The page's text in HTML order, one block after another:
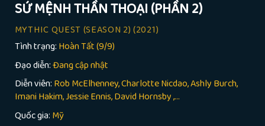
SỨ MỆNH THẦN THOẠI (PHẦN 2)
MYTHIC QUEST (SEASON 2) (2021)
Tình trạng: Hoàn Tất (9/9)
Đạo diễn:Đang cập nhật
Diễn viên: Rob McElhenney, Charlotte Nicdao, Ashly Burch,
Imani Hakim, Jessie Ennis, David Hornsby ,...
Quốc gia: Mỹ